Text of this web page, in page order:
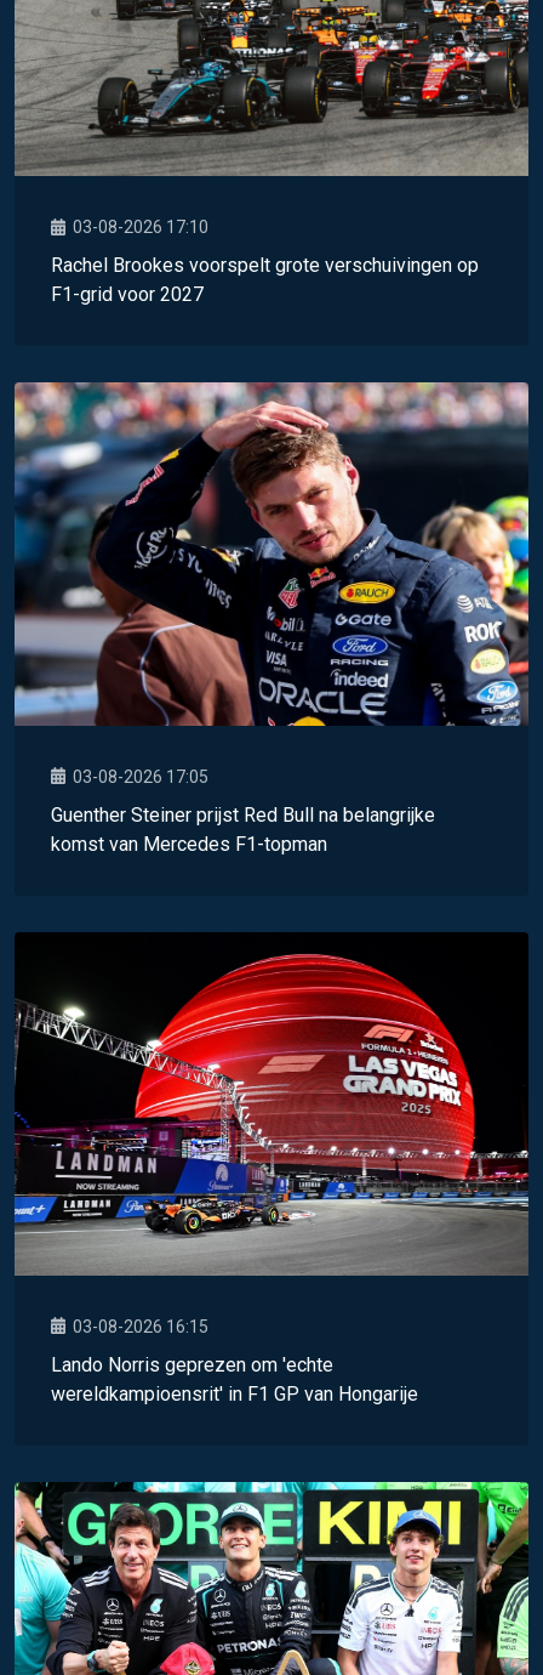
03-08-2026 17:10
Rachel Brookes voorspelt grote verschuivingen op
F1-grid voor 2027
03-08-2026 17:05
Guenther Steiner prijst Red Bull na belangrijke
komst van Mercedes F1-topman
03-08-2026 16:15
Lando Norris geprezen om 'echte
wereldkampioensrit' in F1 GP van Hongarije